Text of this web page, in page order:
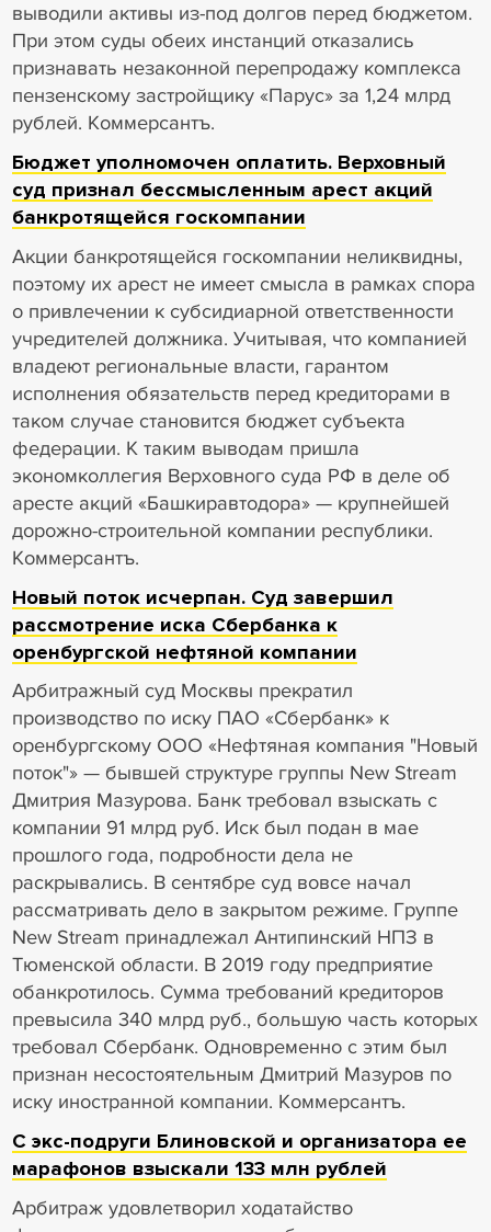
выводили активы из-под долгов перед бюджетом.
При этом суды обеих инстанций отказались
признавать незаконной перепродажу комплекса
пензенскому застройщику «Парус» за 1,24 млрд
рублей. Коммерсантъ.
Бюджет уполномочен оплатить. Верховный
суд признал бессмысленным арест акций
банкротящейся госкомпании
Акции банкротящейся госкомпании неликвидны,
поэтому их арест не имеет смысла в рамках спора
о привлечении к субсидиарной ответственности
учредителей должника. Учитывая, что компанией
владеют региональные власти, гарантом
исполнения обязательств перед кредиторами в
таком случае становится бюджет субъекта
федерации. К таким выводам пришла
экономколлегия Верховного суда РФ в деле об
аресте акций «Башкиравтодора» — крупнейшей
дорожно-строительной компании республики.
Коммерсантъ.
Новый поток исчерпан. Суд завершил
рассмотрение иска Сбербанка к
оренбургской нефтяной компании
Арбитражный суд Москвы прекратил
производство по иску ПАО «Сбербанк» к
оренбургскому ООО «Нефтяная компания "Новый
поток"» — бывшей структуре группы New Stream
Дмитрия Мазурова. Банк требовал взыскать с
компании 91 млрд руб. Иск был подан в мае
прошлого года, подробности дела не
раскрывались. В сентябре суд вовсе начал
рассматривать дело в закрытом режиме. Группе
New Stream принадлежал Антипинский НПЗ в
Тюменской области. В 2019 году предприятие
обанкротилось. Сумма требований кредиторов
превысила 340 млрд руб., большую часть которых
требовал Сбербанк. Одновременно с этим был
признан несостоятельным Дмитрий Мазуров по
иску иностранной компании. Коммерсантъ.
С экс-подруги Блиновской и организатора ее
марафонов взыскали 133 млн рублей
Арбитраж удовлетворил ходатайство